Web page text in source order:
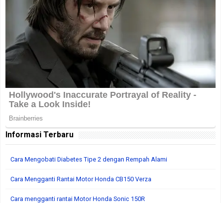
Informasi Terbaru
Cara Mengobati Diabetes Tipe 2 dengan Rempah Alami
Cara Mengganti Rantai Motor Honda CB150 Verza
Cara mengganti rantai Motor Honda Sonic 150R